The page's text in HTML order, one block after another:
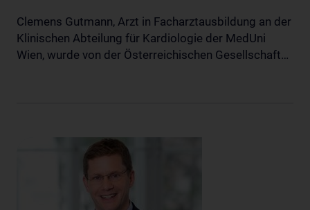
Clemens Gutmann, Arzt in Facharztausbildung an der
Klinischen Abteilung für Kardiologie der MedUni
Wien, wurde von der Österreichischen Gesellschaft…